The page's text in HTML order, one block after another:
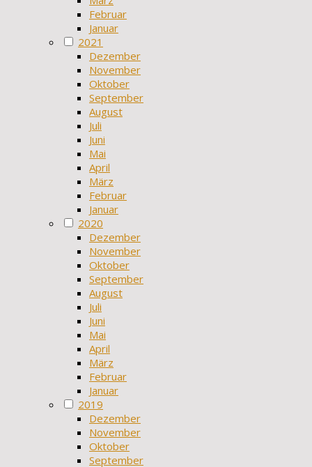
Februar
Januar
2021
Dezember
November
Oktober
September
August
Juli
Juni
Mai
April
März
Februar
Januar
2020
Dezember
November
Oktober
September
August
Juli
Juni
Mai
April
März
Februar
Januar
2019
Dezember
November
Oktober
September